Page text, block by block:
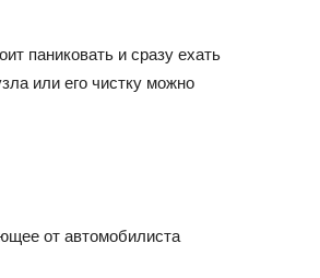
паниковать и сразу ехать
или его чистку можно
от автомобилиста